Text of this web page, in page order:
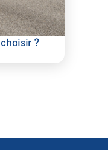
?